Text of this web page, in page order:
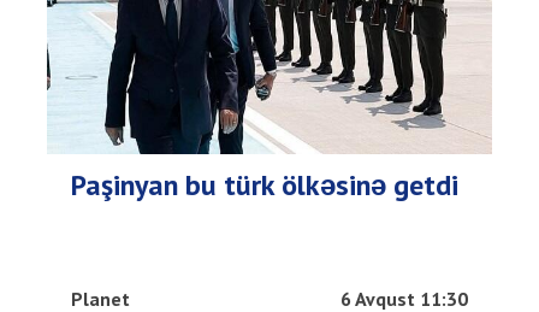
Paşinyan bu türk ölkəsinə getdi
Planet 6 Avqust 11:30